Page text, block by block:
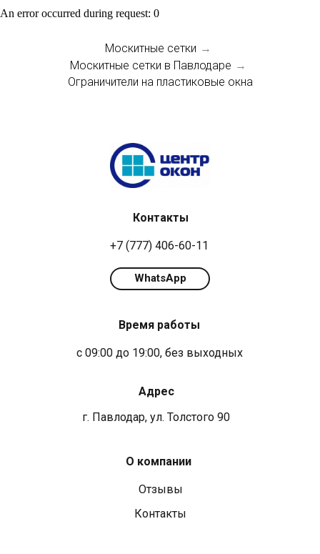
An error occurred during request: 0
Москитные сетки →
Москитные сетки в Павлодаре →
Ограничители на пластиковые окна
+7 (777) 406-60-11
с 09:00 до 19:00, без выходных
Отзывы
Контакты
г. Павлодар, ул. Толстого 90
О компании
Адрес
Время работы
Контакты
WhatsApp